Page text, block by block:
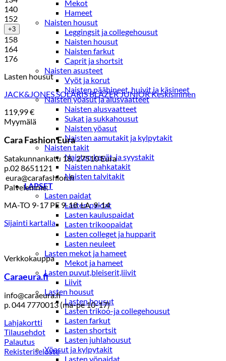
Mekot
Hameet
Naisten housut
Leggingsit ja collegehousut
Naisten housut
Naisten farkut
Caprit ja shortsit
Naisten asusteet
Vyöt ja korut
Naisten päähineet, huivit ja käsineet
Naisten yöasut ja alusvaatteet
Naisten alusvaatteet
Sukat ja sukkahousut
Naisten yöasut
Naisten aamutakit ja kylpytakit
Naisten takit
Naisten kevät-ja syystakit
Naisten nahkatakit
Naisten talvitakit
LAPSET
Lasten paidat
Lasten paidat
Lasten kauluspaidat
Lasten trikoopaidat
Lasten colleget ja hupparit
Lasten neuleet
Lasten mekot ja hameet
Mekot ja hameet
Lasten puvut,bleiserit,liivit
Liivit
Lasten housut
Lasten housut
Lasten trikoo-ja collegehousut
Lasten farkut
Lasten shortsit
Lasten juhlahousut
Yöasut ja kylpytakit
Lasten yöpaidat
140
152
+3
158
164
176
Lasten housut
JACK&JONES SOLARIS BLAZER JUNIOR Keskisininen
119,99€
Myymälä
Cara Fashion Eura
Satakunnankatu 18, 27510 Eura
p.02 8651121
eura@carafashion.fi
Palvelemme:
MA-TO 9-17 PE 9-18 LA 9-14
Sijainti kartalla
Verkkokauppa
Caraeura.fi
info@caraeura.fi
p. 044 7770013 (ma-pe 10-17)
Lahjakortti
Tilausehdot
Palautus
Rekisteriseloste